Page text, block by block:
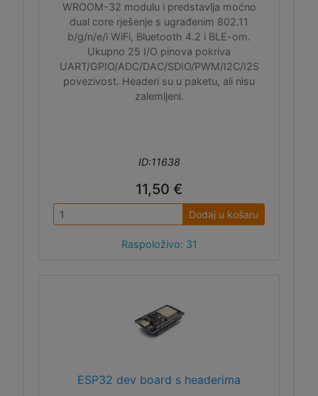
WROOM-32 modulu i predstavlja moćno
dual core rješenje s ugrađenim 802.11
b/g/n/e/i WiFi, Bluetooth 4.2 i BLE-om.
Ukupno 25 I/O pinova pokriva
UART/GPIO/ADC/DAC/SDIO/PWM/I2C/I2S
povezivost. Headeri su u paketu, ali nisu
zalemljeni.
ID:11638
11,50 €
Dodaj u košaru
Raspoloživo: 31
ESP32 dev board s headerima